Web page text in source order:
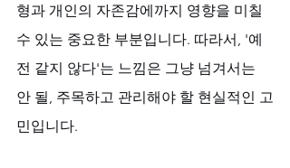
형과 개인의 자존감에까지 영향을 미칠
수 있는 중요한 부분입니다. 따라서, '예
전 같지 않다'는 느낌은 그냥 넘겨서는
안 될, 주목하고 관리해야 할 현실적인 고
민입니다.